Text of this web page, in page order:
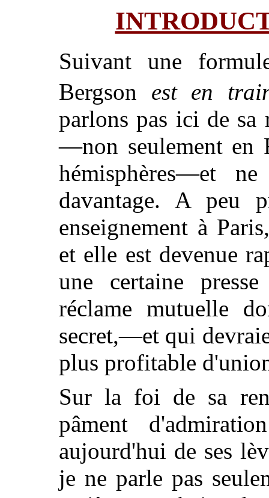
Suivant une
Bergson est en
parlons pas ici de sa
—non seulement en
hémisphères—et
davantage. A peu
enseignement à
et elle est devenue
une certaine
réclame mutuelle
secret,—et qui
plus profitable
Sur la foi de sa
pâment
aujourd'hui de ses
je ne parle pas